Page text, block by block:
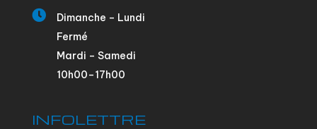

Dimanche – Lundi
Fermé
Mardi – Samedi
10h00–17h00
INFOLETTRE